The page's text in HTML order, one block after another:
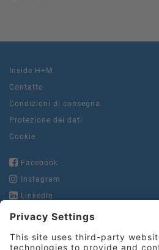
Inside H+M
Contatto
Condizioni di consegna
Protezione dei dati
Cookie
Facebook
Instagram
LinkedIn
YouTube